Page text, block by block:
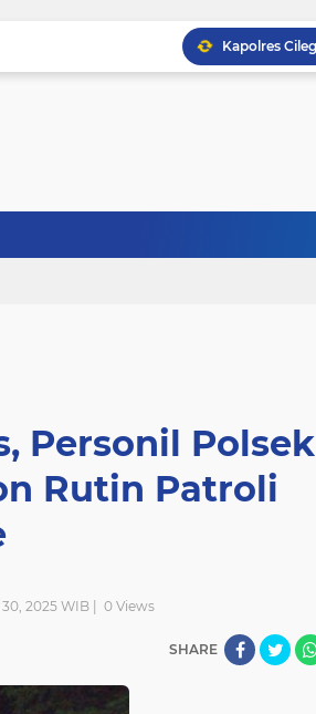
Personil Polsek
Rutin Patroli
2025 WIB | 0Views
SHARE